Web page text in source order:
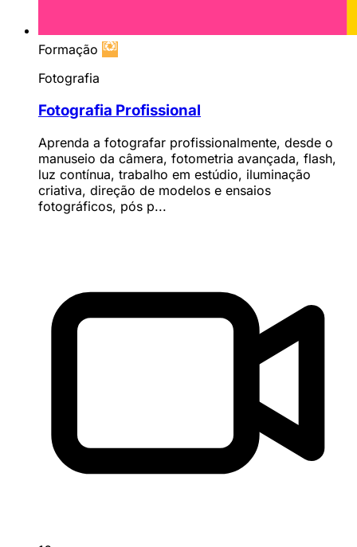
Formação
Fotografia
Fotografia Profissional
Aprenda a fotografar profissionalmente, desde o
manuseio da câmera, fotometria avançada, flash,
luz contínua, trabalho em estúdio, iluminação
criativa, direção de modelos e ensaios
fotográficos, pós p...